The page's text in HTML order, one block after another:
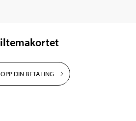
DIN BETALING